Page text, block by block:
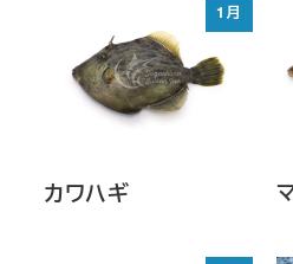
1月
カワハギ